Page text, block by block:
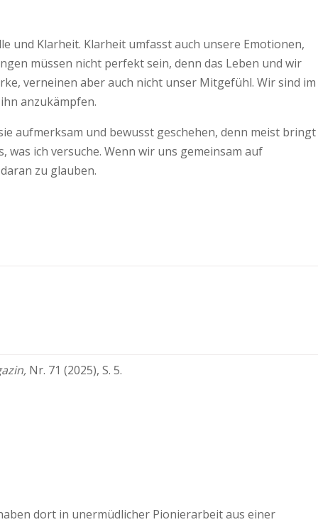
und Klarheit. Klarheit umfasst auch unsere Emotionen,
müssen nicht perfekt sein, denn das Leben und wir
verneinen aber auch nicht unser Mitgefühl. Wir sind im
anzukämpfen.
aufmerksam und bewusst geschehen, denn meist bringt
was ich versuche. Wenn wir uns gemeinsam auf
zu glauben.
Nr. 71 (2025), S. 5.
dort in unermüdlicher Pionierarbeit aus einer